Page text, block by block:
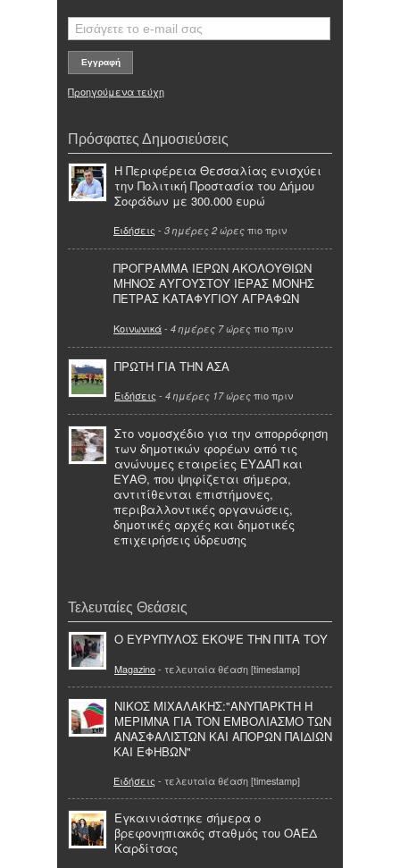
Προηγούμενα τεύχη
Πρόσφατες Δημοσιεύσεις
Η Περιφέρεια Θεσσαλίας ενισχύει
την Πολιτική Προστασία του Δήμου
Σοφάδων με 300.000 ευρώ
Ειδήσεις - 3 ημέρες 2 ώρες πιο πριν
ΠΡΟΓΡΑΜΜΑ ΙΕΡΩΝ ΑΚΟΛΟΥΘΙΩΝ
ΜΗΝΟΣ ΑΥΓΟΥΣΤΟΥ ΙΕΡΑΣ ΜΟΝΗΣ
ΠΕΤΡΑΣ ΚΑΤΑΦΥΓΙΟΥ ΑΓΡΑΦΩΝ
Κοινωνικά- 4 ημέρες 7 ώρες πιο πριν
ΠΡΩΤΗ ΓΙΑ ΤΗΝ ΑΣΑ
Ειδήσεις - 4 ημέρες 17 ώρες πιο πριν
Στο νομοσχέδιο για την απορρόφηση
των δημοτικών φορέων από τις
ανώνυμες εταιρείες ΕΥΔΑΠ και
ΕΥΑΘ, που ψηφίζεται σήμερα,
αντιτίθενται επιστήμονες,
περιβαλλοντικές οργανώσεις,
δημοτικές αρχές και δημοτικές
επιχειρήσεις ύδρευσης
Τελευταίες Θεάσεις
Ο ΕΥΡΥΠΥΛΟΣ ΕΚΟΨΕ ΤΗΝ ΠΙΤΑ ΤΟΥ
Magazino- τελευταία θέαση [timestamp]
ΝΙΚΟΣ ΜΙΧΑΛΑΚΗΣ:"ΑΝΥΠΑΡΚΤΗ Η
ΜΕΡΙΜΝΑ ΓΙΑ ΤΟΝ ΕΜΒΟΛΙΑΣΜΟ ΤΩΝ
ΑΝΑΣΦΑΛΙΣΤΩΝ ΚΑΙ ΑΠΟΡΩΝ ΠΑΙΔΙΩΝ
ΚΑΙ ΕΦΗΒΩΝ"
Ειδήσεις - τελευταία θέαση [timestamp]
Εγκαινιάστηκε σήμερα ο
βρεφονηπιακός σταθμός του ΟΑΕΔ
Καρδίτσας